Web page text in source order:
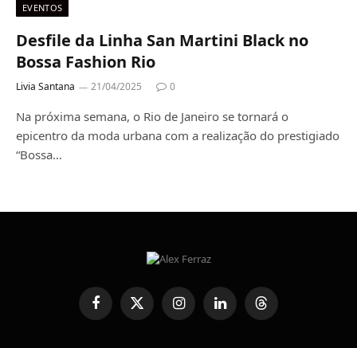
EVENTOS
Desfile da Linha San Martini Black no
Bossa Fashion Rio
Livia Santana 21/04/2025 0
Na próxima semana, o Rio de Janeiro se tornará o
epicentro da moda urbana com a realização do prestigiado
“Bossa…
FacebookX
(Twitter)
InstagramLinkedInThreads